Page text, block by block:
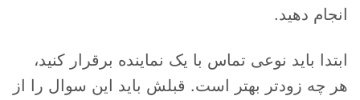
انجام دهید.
ابتدا باید نوعی تماس با یک نماینده برقرار کنید،
هر چه زودتر بهتر است. قبلش باید این سوال را از